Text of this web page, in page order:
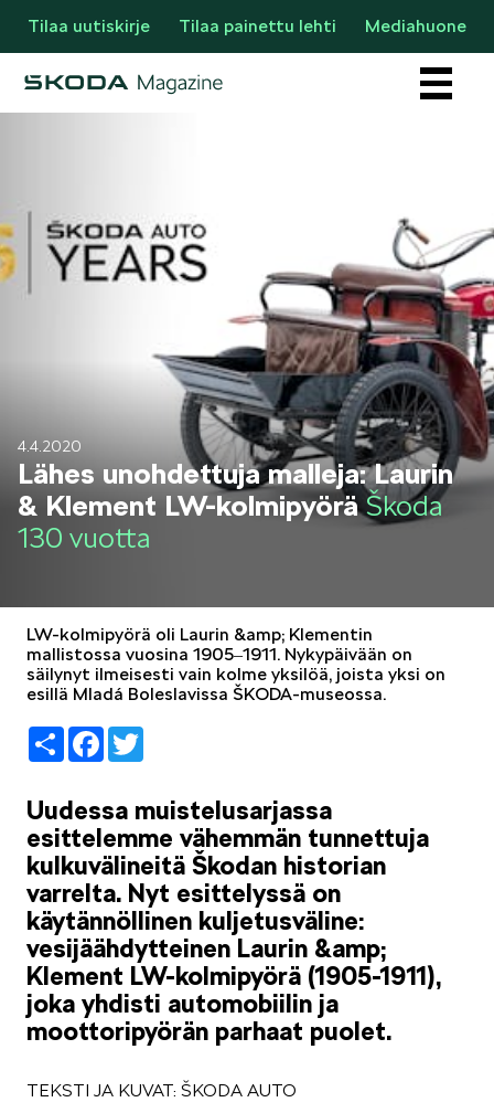
Tilaa uutiskirje Tilaa painettu lehti Mediahuone
Osastot
AJANKOHTAISTA & UUTTA
LIFESTYLE
ŠKODA SPONSOROI
SIMPLY CLEVER
SÄHKÖAUTOILU
4.4.2020
Lähes unohdettuja malleja: Laurin
& Klement LW-kolmipyöräŠkoda
130 vuotta
LW-kolmipyörä oli Laurin &amp; Klementin
mallistossa vuosina 1905‒1911. Nykypäivään on
säilynyt ilmeisesti vain kolme yksilöä, joista yksi on
esillä Mladá Boleslavissa ŠKODA-museossa.
ShareFacebook
Uudessa muistelusarjassa
esittelemme vähemmän tunnettuja
kulkuvälineitä Škodan historian
varrelta. Nyt esittelyssä on
käytännöllinen kuljetusväline:
vesijäähdytteinen Laurin &amp;
Klement LW-kolmipyörä (1905-1911),
joka yhdisti automobiilin ja
moottoripyörän parhaat puolet.
TEKSTI JA KUVAT: ŠKODA AUTO